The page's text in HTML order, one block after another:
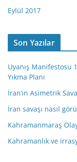
Eylül 2017
Son Yazılar
Uyanış Manifestosu
Yıkma Planı
İran’ın Asimetrik
İran savaşı nasıl
Kahramanmaraş
Kahramanlık ve